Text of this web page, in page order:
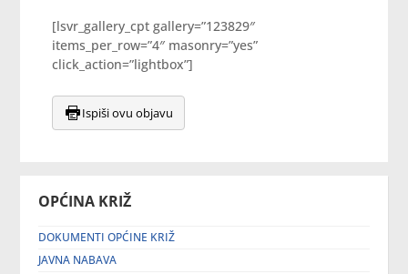
OPĆINA KRIŽ
DOKUMENTI OPĆINE KRIŽ
JAVNA NABAVA
[lsvr_gallery_cpt gallery=”123829″
items_per_row=”4″ masonry=”yes”
click_action=”lightbox”]
Ispiši ovu objavu